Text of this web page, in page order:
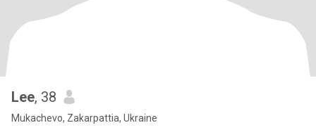
Lee, 38
Mukachevo, Zakarpattia, Ukraine